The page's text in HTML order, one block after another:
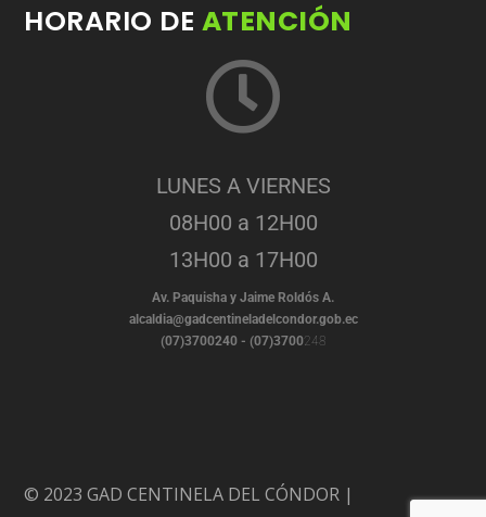
HORARIO DE ATENCIÓN
LUNES A VIERNES
08H00 a 12H00
13H00 a 17H00
Av. Paquisha y Jaime Roldós A.
alcaldia@gadcentineladelcondor.gob.ec
(07)3700240 - (07)3700248
© 2023 GAD CENTINELA DEL CÓNDOR |